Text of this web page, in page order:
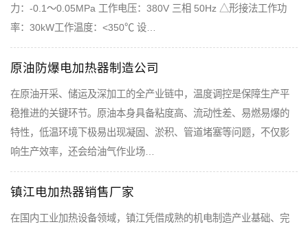
力：-0.1～0.05MPa 工作电压：380V 三相 50Hz △形接法工作功
率：30kW工作温度：<350℃ 设…
原油防爆电加热器制造公司
在原油开采、储运及深加工的全产业链中，温度调控是保障生产平
稳推进的关键环节。原油本身具备粘度高、流动性差、易燃易爆的
特性，低温环境下极易出现凝固、淤积、管道堵塞等问题，不仅影
响生产效率，还会给油气作业场…
镇江电加热器销售厂家
在国内工业加热设备领域，镇江凭借成熟的机电制造产业基础、完